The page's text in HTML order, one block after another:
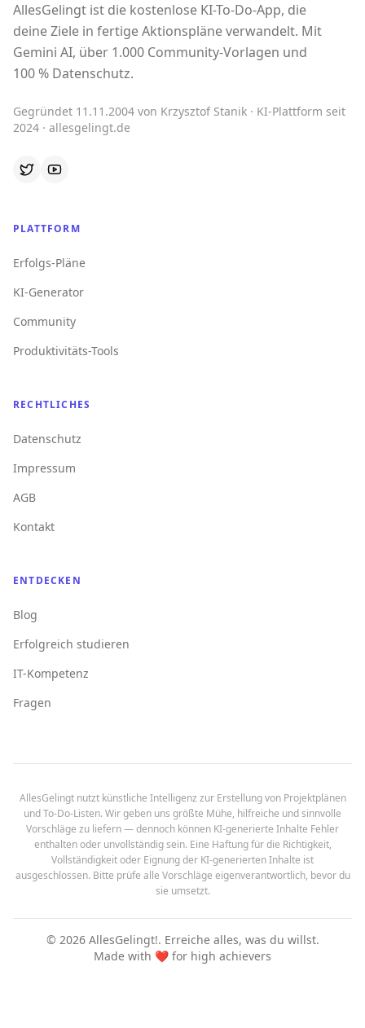
AllesGelingt ist die kostenlose KI-To-Do-App, die
deine Ziele in fertige Aktionspläne verwandelt. Mit
Gemini AI, über 1.000 Community-Vorlagen und
100 % Datenschutz.
Gegründet 11.11.2004 von Krzysztof Stanik · KI-Plattform seit
2024 · allesgelingt.de
PLATTFORM
Erfolgs-Pläne
KI-Generator
Community
Produktivitäts-Tools
RECHTLICHES
Datenschutz
Impressum
AGB
Kontakt
ENTDECKEN
Blog
Erfolgreich studieren
IT-Kompetenz
Fragen
AllesGelingt nutzt künstliche Intelligenz zur Erstellung von Projektplänen
und To-Do-Listen. Wir geben uns größte Mühe, hilfreiche und sinnvolle
Vorschläge zu liefern — dennoch können KI-generierte Inhalte Fehler
enthalten oder unvollständig sein. Eine Haftung für die Richtigkeit,
Vollständigkeit oder Eignung der KI-generierten Inhalte ist
ausgeschlossen. Bitte prüfe alle Vorschläge eigenverantwortlich, bevor du
sie umsetzt.
© 2026AllesGelingt!. Erreiche alles, was du willst.
Made with ❤️ for high achievers